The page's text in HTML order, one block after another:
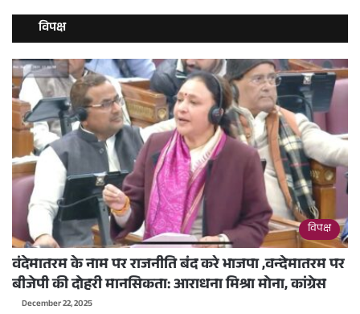
विपक्ष
विपक्ष
वंदेमातरम के नाम पर राजनीति बंद करे भाजपा ,वन्देमातरम पर
बीजेपी की दोहरी मानसिकता: आराधना मिश्रा मोना, कांग्रेस
December 22, 2025